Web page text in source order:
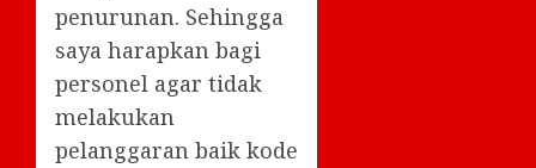
penurunan. Sehingga
saya harapkan bagi
personel agar tidak
melakukan
pelanggaran baik kode